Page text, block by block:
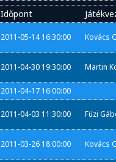
Időpont
2011-05-14 16:30:00 Kovács
2011-04-30 19:30:00 Martin
2011-04-17 16:00:00
2011-04-03 11:30:00 Füzi
2011-03-26 18:00:00 Kovács